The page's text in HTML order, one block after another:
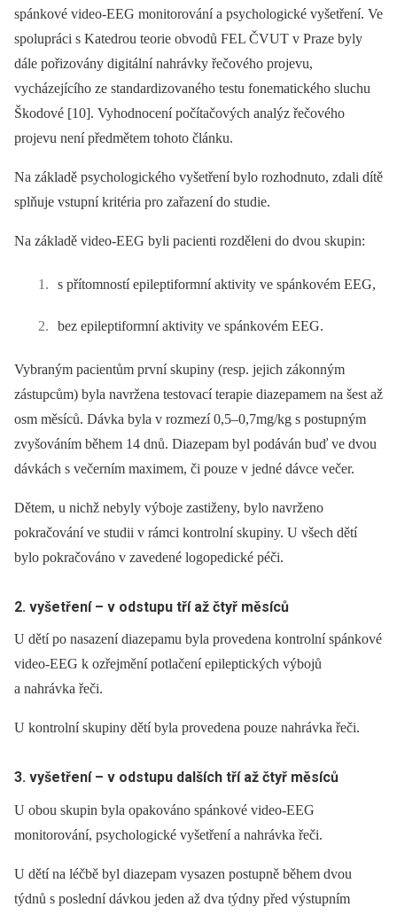
spánkové video‑EEG monitorování a psychologické vyšetření. Ve
spolupráci s Katedrou teorie obvodů FEL ČVUT v Praze byly
dále pořizovány digitální nahrávky řečového projevu,
vycházejícího ze standardizovaného testu fonematického sluchu
Škodové [10]. Vyhodnocení počítačových analýz řečového
projevu není předmětem tohoto článku.
Na základě psychologického vyšetření bylo rozhodnuto, zdali dítě
splňuje vstupní kritéria pro zařazení do studie.
Na základě video‑EEG byli pacienti rozděleni do dvou skupin:
s přítomností epileptiformní aktivity ve spánkovém EEG,
bez epileptiformní aktivity ve spánkovém EEG.
Vybraným pacientům první skupiny (resp. jejich zákonným
zástupcům) byla navržena testovací terapie diazepamem na šest až
osm měsíců. Dávka byla v rozmezí 0,5–0,7mg/kg s postupným
zvyšováním během 14 dnů. Diazepam byl podáván buď ve dvou
dávkách s večerním maximem, či pouze v jedné dávce večer.
Dětem, u nichž nebyly výboje zastiženy, bylo navrženo
pokračování ve studii v rámci kontrolní skupiny. U všech dětí
bylo pokračováno v zavedené logopedické péči.
2. vyšetření –⁠ v odstupu tří až čtyř měsíců
U dětí po nasazení diazepamu byla provedena kontrolní spánkové
video‑EEG k ozřejmění potlačení epileptických výbojů
a nahrávka řeči.
U kontrolní skupiny dětí byla provedena pouze nahrávka řeči.
3. vyšetření – v odstupu dalších tří až čtyř měsíců
U obou skupin byla opakováno spánkové video‑EEG
monitorování, psychologické vyšetření a nahrávka řeči.
U dětí na léčbě byl diazepam vysazen postupně během dvou
týdnů s poslední dávkou jeden až dva týdny před výstupním